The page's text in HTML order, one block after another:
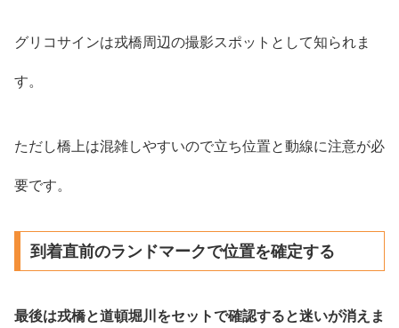
グリコサインは戎橋周辺の撮影スポットとして知られま
す。
ただし橋上は混雑しやすいので立ち位置と動線に注意が必
要です。
到着直前のランドマークで位置を確定する
最後は戎橋と道頓堀川をセットで確認すると迷いが消えま